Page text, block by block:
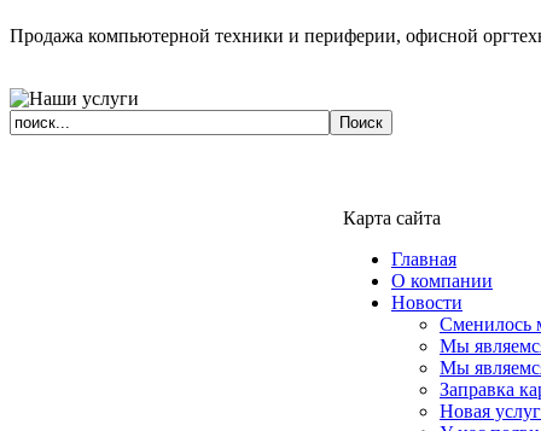
Продажа компьютерной техники и периферии, офисной
Карта сайта
Главная
О компании
Новости
Сменилось
Мы
Мы
Заправка
Новая